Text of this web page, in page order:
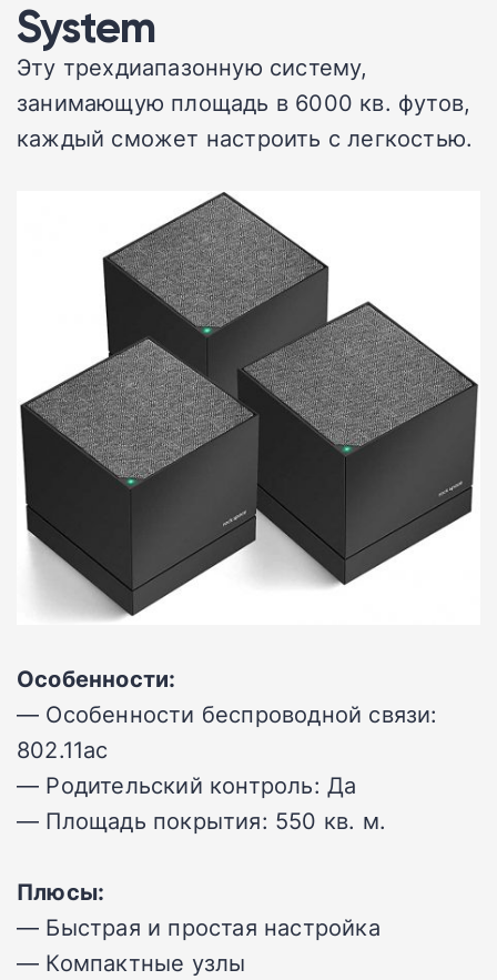
System
Эту трехдиапазонную систему,
занимающую площадь в 6000 кв. футов,
каждый сможет настроить с легкостью.
Особенности:
— Особенности беспроводной связи:
802.11ac
— Родительский контроль: Да
— Площадь покрытия: 550 кв. м.
Плюсы:
— Быстрая и простая настройка
— Компактные узлы